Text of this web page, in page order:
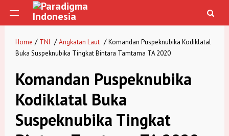
Home / TNI / Angkatan Laut / Komandan Puspeknubika Kodiklatal
Buka Suspeknubika Tingkat Bintara Tamtama TA 2020
Komandan Puspeknubika
Kodiklatal Buka
Suspeknubika Tingkat